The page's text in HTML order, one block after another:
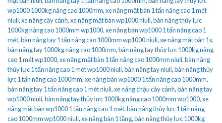
wp1000 1000kg nâng cao 1000mm,xe nâng mặt bàn 1 tấn nâng cao 1 mét
niuli,xe nâng cây cảnh,xe nâng mặt bàn wp1000 niuli,bàn nâng thủy lực
1000kg nâng cao 1000mm wp1000,xe nâng bàn wp1000 1 tấn nâng cao 1
mét,bàn nâng tay 1 tấn nâng cao 1000mm wp1000 niuli,xe nâng mặt bàn 1x,
bàn nâng tay 1000kg nâng cao 1000mm,bàn nâng tay thủy lực 1000kg nâng
cao 1 mét wp1000,xe nâng mặt bàn 1 tấn nâng cao 1000mm niuli,bàn nâng
thủy lực 1 tấn nâng cao 1 mét wp1000 niuli,bàn nâng tay niuli,bàn nâng thủy
lực 1 tấn nâng cao 1000mm,xe nâng bàn wp1000 1 tấn nâng cao 1000mm,
bàn nâng tay 1 tấn nâng cao 1 mét niuli,xe nâng chậu cây cảnh,bàn nâng tay
wp1000 niuli,bàn nâng tay thủy lực 1000kg nâng cao 1000mm wp1000,xe
nâng mặt bàn wp1000 1 tấn nâng cao 1 mét,bàn nâng thủy lực 1 tấn nâng
cao 1000mm wp1000 niuli,xe nâng bàn 1 tầng,bàn nâng thủy lực 1000kg